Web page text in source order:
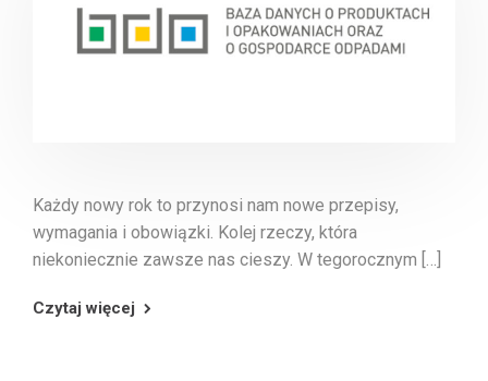
Każdy nowy rok to przynosi nam nowe przepisy,
wymagania i obowiązki. Kolej rzeczy, która
niekoniecznie zawsze nas cieszy. W tegorocznym […]
Czytaj więcej